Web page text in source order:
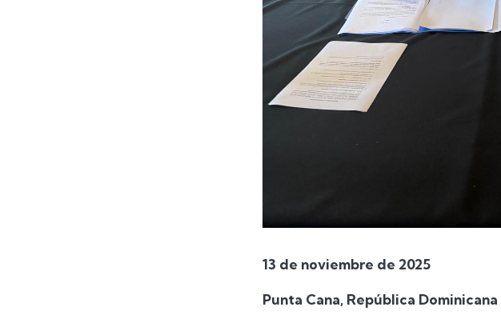
13 de noviembre de 2025
Punta Cana, República Dominicana